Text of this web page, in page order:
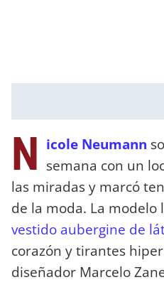
N icole Neumann
semana con un
las miradas y marcó
de la moda. La
vestido aubergine de
corazón y tirantes
diseñador Marcelo